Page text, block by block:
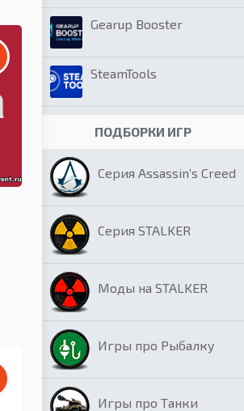
Gearup Booster
SteamTools
ПОДБОРКИ ИГР
Серия Assassin’s Creed
Серия STALKER
Моды на STALKER
Игры про Рыбалку
Игры про Танки